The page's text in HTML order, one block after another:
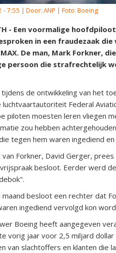
- 7:55 | Door: ANP | Foto: Boeing
- Een voormalige
in een fraudezaak
De man, Mark Forkner,
persoon die strafrechtelijk
de ontwikkeling van het
luchtvaartautoriteit Federal
piloten moesten leren vliegen
zou hebben
tegen hem waren ingediend
van Forkner, David Gerger,
besloot. Eerder werd
maand besloot een rechter dat
ingediend vervolgd kon
Boeing heeft aangegeven
vorig jaar voor 2,5 miljard
van slachtoffers en klanten die